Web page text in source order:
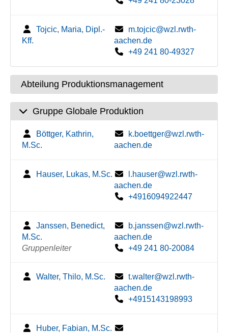
Tojcic, Maria, Dipl.-
Kff.
m.tojcic@wzl.rwth-
aachen.de
+49 241 80-49327
Abteilung Produktionsmanagement
Gruppe Globale Produktion
Böttger, Kathrin,
M.Sc.
k.boettger@wzl.rwth-
aachen.de
Hauser, Lukas, M.Sc.
l.hauser@wzl.rwth-
aachen.de
+4916094922447
Janssen, Benedict,
M.Sc.
Gruppenleiter
b.janssen@wzl.rwth-
aachen.de
+49 241 80-20084
Walter, Thilo, M.Sc.
t.walter@wzl.rwth-
aachen.de
+4915143198993
Huber, Fabian, M.Sc.